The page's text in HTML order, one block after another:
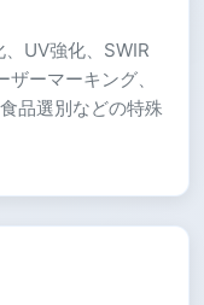
UV強化、SWIR
ーマーキング、
品選別などの特殊